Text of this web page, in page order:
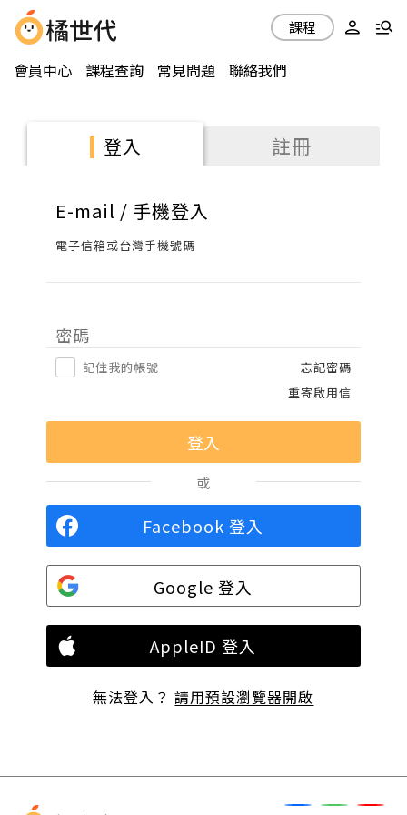
會員中心 課程查詢 常見問題 聯絡我們
課程
登入 註冊
E-mail / 手機登入
電子信箱或台灣手機號碼
密碼
記住我的帳號
忘記密碼
重寄啟用信
或
Facebook 登入
Google 登入
AppleID 登入
無法登入？請用預設瀏覽器開啟